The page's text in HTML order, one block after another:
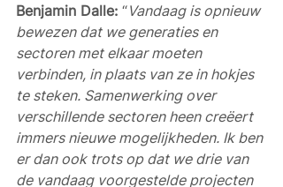
Benjamin Dalle: “Vandaag is opnieuw
bewezen dat we generaties en
sectoren met elkaar moeten
verbinden, in plaats van ze in hokjes
te steken. Samenwerking over
verschillende sectoren heen creëert
immers nieuwe mogelijkheden. Ik ben
er dan ook trots op dat we drie van
de vandaag voorgestelde projecten